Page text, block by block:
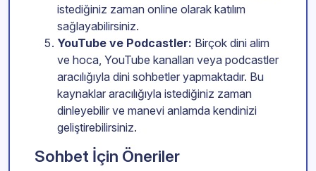
istediğiniz zaman online olarak katılım
sağlayabilirsiniz.
YouTube ve Podcastler: Birçok dini alim
ve hoca, YouTube kanalları veya podcastler
aracılığıyla dini sohbetler yapmaktadır. Bu
kaynaklar aracılığıyla istediğiniz zaman
dinleyebilir ve manevi anlamda kendinizi
geliştirebilirsiniz.
Sohbet İçin Öneriler